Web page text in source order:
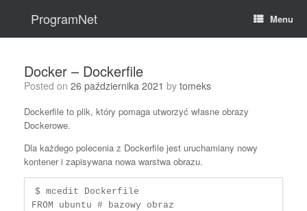
ProgramNet Menu
Docker – Dockerfile
Posted on 26 października 2021 by tomeks
Dockerfile to plik, który pomaga utworzyć własne obrazy
Dockerowe.
Dla każdego polecenia z Dockerfile jest uruchamiany nowy
kontener i zapisywana nowa warstwa obrazu.
$ mcedit Dockerfile
FROM ubuntu # bazowy obraz